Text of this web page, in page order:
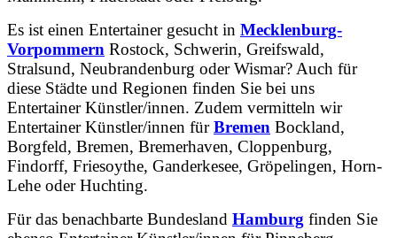
Es ist einen Entertainer gesucht in Mecklenburg-
Vorpommern Rostock, Schwerin, Greifswald,
Stralsund, Neubrandenburg oder Wismar? Auch für
diese Städte und Regionen finden Sie bei uns
Entertainer Künstler/innen. Zudem vermitteln wir
Entertainer Künstler/innen fürBremen Bockland,
Borgfeld, Bremen, Bremerhaven, Cloppenburg,
Findorff, Friesoythe, Ganderkesee, Gröpelingen, Horn-
Lehe oder Huchting.
Für das benachbarte Bundesland Hamburg finden Sie